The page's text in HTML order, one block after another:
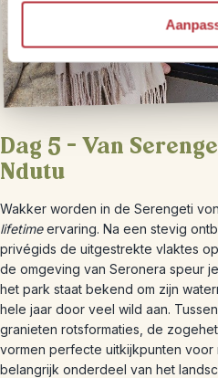
Dag 5 – Van
Ndutu
Wakker worden in de Serengeti
lifetimeervaring. Na een stevig
privégids de uitgestrekte vlaktes
de omgeving van Seronera speur
het park staat bekend om zijn
hele jaar door veel wild aan.
granieten rotsformaties, de
vormen perfecte uitkijkpunten
belangrijk onderdeel van het